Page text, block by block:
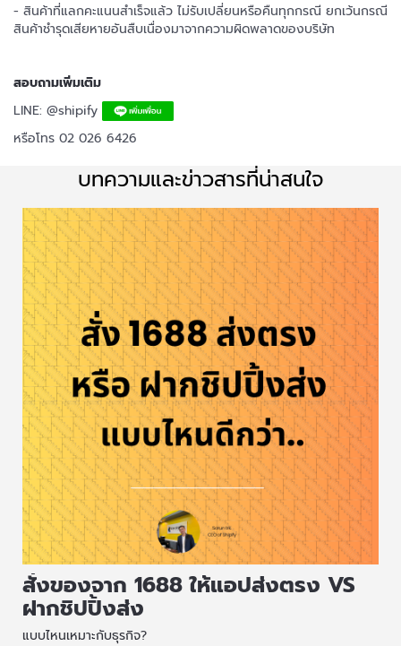
- สินค้าที่แลกคะแนนสำเร็จแล้ว ไม่รับเปลี่ยนหรือคืนทุกกรณี ยกเว้นกรณี
สินค้าชำรุดเสียหายอันสืบเนื่องมาจากความผิดพลาดของบริษัท
สอบถามเพิ่มเติม
LINE: @shipify
หรือโทร 02 026 6426
บทความและข่าวสารที่น่าสนใจ
สั่งของจาก 1688 ให้แอปส่งตรง VS
ฝากชิปปิ้งส่ง
แบบไหนเหมาะกับธุรกิจ?